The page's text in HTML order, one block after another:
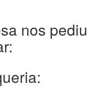
nos pediu